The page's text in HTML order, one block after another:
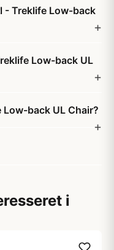
- Treklife Low-back
Low-back UL
back UL Chair?
i